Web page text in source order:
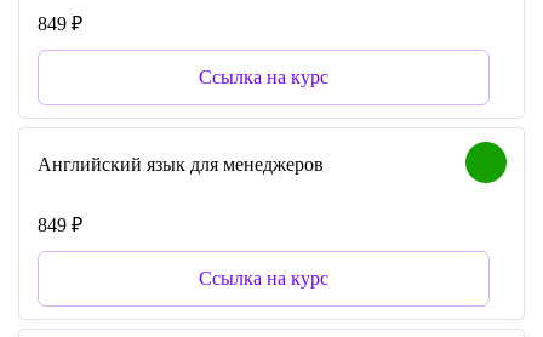
849 ₽
Ссылка на курс
Английский язык для менеджеров
849 ₽
Ссылка на курс